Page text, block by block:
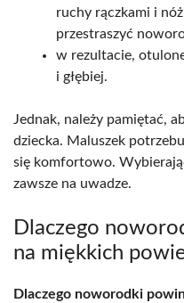
ruchy rączkami i
przestraszyć
w rezultacie,
i głębiej.
Jednak, należy pamiętać,
dziecka. Maluszek
się komfortowo.
zawsze na uwadze.
Dlaczego
na miękkich
Dlaczego noworodki